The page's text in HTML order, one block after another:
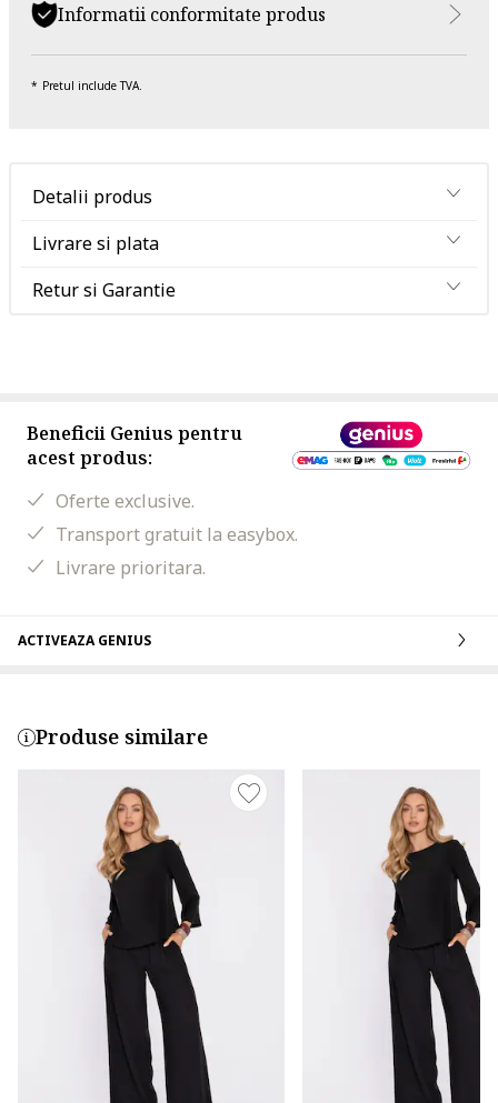
Informatii conformitate produs
Pretul include TVA.
Detalii produs
Livrare si plata
Retur si Garantie
Beneficii Genius pentru
acest produs:
Oferte exclusive.
Transport gratuit la easybox.
Livrare prioritara.
ACTIVEAZA GENIUS
Produse similare